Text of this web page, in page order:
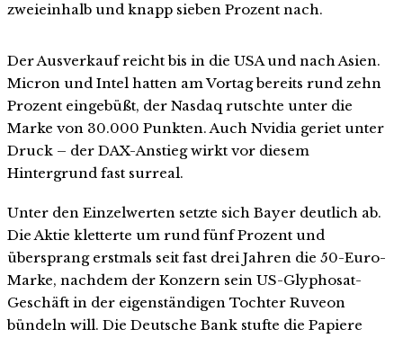
zweieinhalb und knapp sieben Prozent nach.
Der Ausverkauf reicht bis in die USA und nach Asien.
Micron und Intel hatten am Vortag bereits rund zehn
Prozent eingebüßt, der Nasdaq rutschte unter die
Marke von 30.000 Punkten. Auch Nvidia geriet unter
Druck – der DAX-Anstieg wirkt vor diesem
Hintergrund fast surreal.
Unter den Einzelwerten setzte sich Bayer deutlich ab.
Die Aktie kletterte um rund fünf Prozent und
übersprang erstmals seit fast drei Jahren die 50-Euro-
Marke, nachdem der Konzern sein US-Glyphosat-
Geschäft in der eigenständigen Tochter Ruveon
bündeln will. Die Deutsche Bank stufte die Papiere